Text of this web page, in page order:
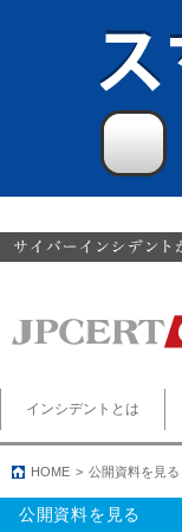
インシデントとは
HOME 公開資料を見る
公開資料を見る